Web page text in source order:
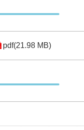
pdf(21.98 MB)